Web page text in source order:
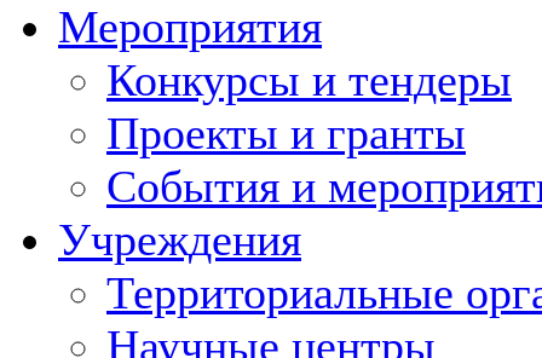
Мероприятия
Конкурсы и тендеры
Проекты и гранты
События и
Учреждения
Территориальные
Научные центры